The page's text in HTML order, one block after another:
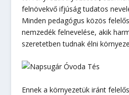
felnövekvő ifjúság tudatos
Minden pedagógus közös
nemzedék felnevelése, akik
szeretetben tudnak élni
Ennek a környezetük iránt